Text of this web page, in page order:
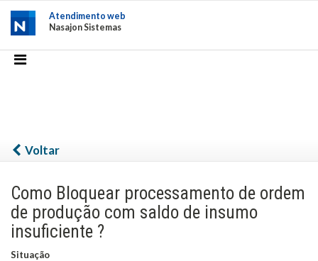
Atendimento web
Nasajon Sistemas
Voltar
Como Bloquear processamento de ordem
de produção com saldo de insumo
insuficiente ?
Situação